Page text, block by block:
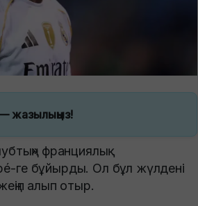
жазылыңыз!
франциялық
ге бұйырды. Ол бұл жүлдені
алып отыр.